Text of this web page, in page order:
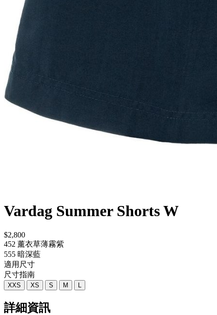
Vardag Summer Shorts W
$2,800
452 薰衣草薄霧紫
555 暗深藍
適用尺寸
尺寸指南
XXS XS S M
詳細資訊